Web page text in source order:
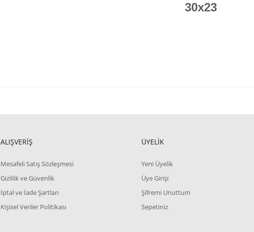
30x23
ALIŞVERİŞ
Mesafeli Satış Sözleşmesi
Gizlilik ve Güvenlik
İptal ve İade Şartları
Kişisel Veriler Politikası
ÜYELİK
Yeni Üyelik
Üye Girişi
Şifremi Unuttum
Sepetiniz